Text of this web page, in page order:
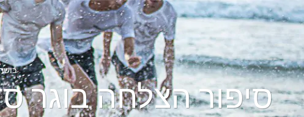
סיפור הצלחה בוגר